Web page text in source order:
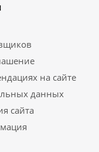
на сайте
данных
сайта